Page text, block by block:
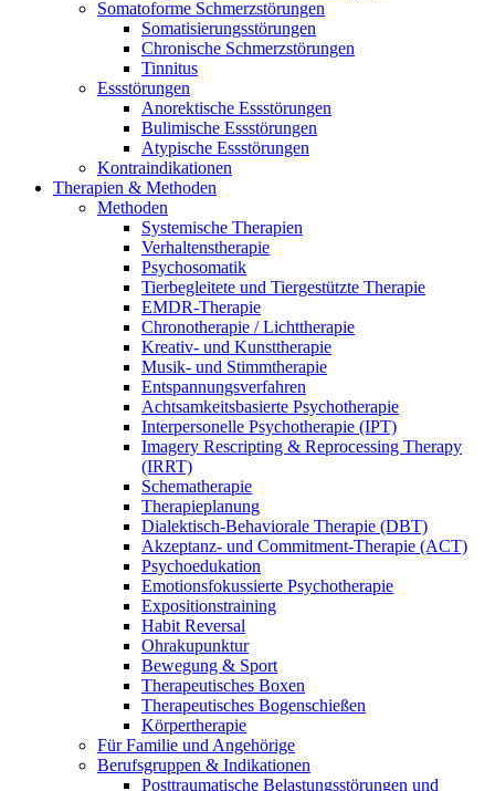
Somatoforme Schmerzstörungen
Somatisierungsstörungen
Chronische Schmerzstörungen
Tinnitus
Essstörungen
Anorektische Essstörungen
Bulimische Essstörungen
Atypische Essstörungen
Kontraindikationen
Therapien & Methoden
Methoden
Systemische Therapien
Verhaltenstherapie
Psychosomatik
Tierbegleitete und Tiergestützte Therapie
EMDR-Therapie
Chronotherapie / Lichttherapie
Kreativ- und Kunsttherapie
Musik- und Stimmtherapie
Entspannungsverfahren
Achtsamkeitsbasierte Psychotherapie
Interpersonelle Psychotherapie (IPT)
Imagery Rescripting & Reprocessing Therapy
(IRRT)
Schematherapie
Therapieplanung
Dialektisch-Behaviorale Therapie (DBT)
Akzeptanz- und Commitment-Therapie (ACT)
Psychoedukation
Emotionsfokussierte Psychotherapie
Expositionstraining
Habit Reversal
Ohrakupunktur
Bewegung & Sport
Therapeutisches Boxen
Therapeutisches Bogenschießen
Körpertherapie
Für Familie und Angehörige
Berufsgruppen & Indikationen
Posttraumatische Belastungsstörungen und